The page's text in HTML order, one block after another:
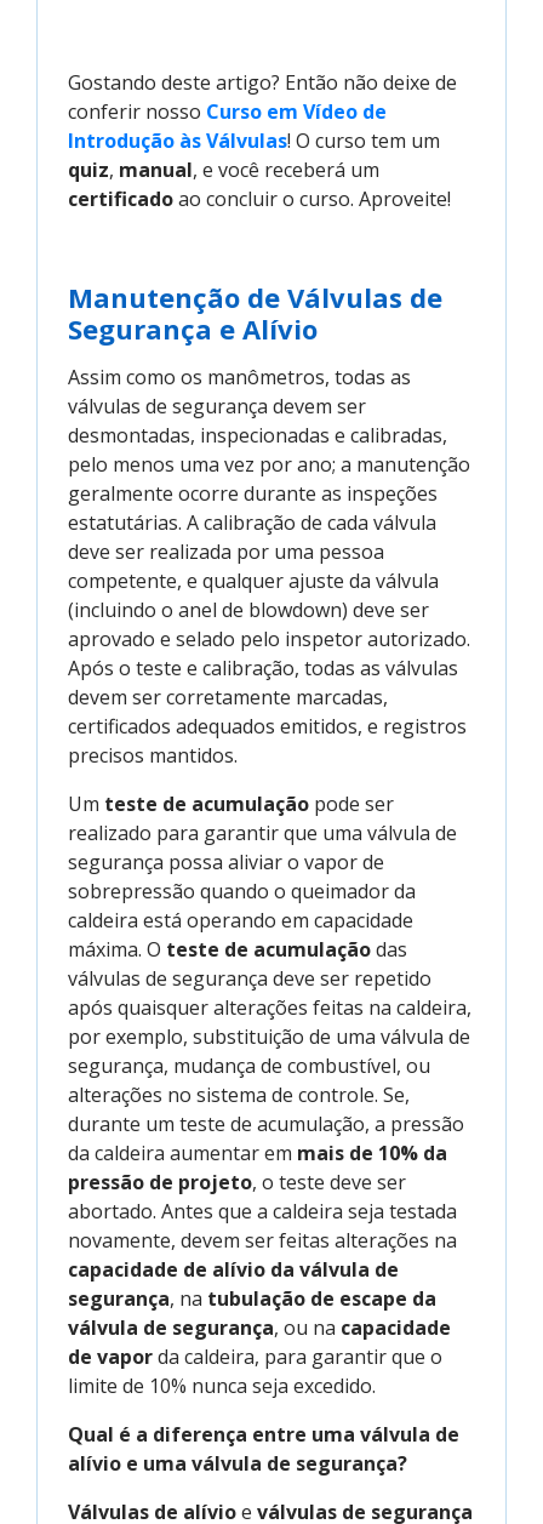
Gostando deste artigo? Então não deixe de
conferir nosso Curso em Vídeo de
Introdução às Válvulas! O curso tem um
quiz, manual, e você receberá um
certificadoao concluir o curso. Aproveite!
Manutenção de Válvulas de
Segurança e Alívio
Assim como os manômetros, todas as
válvulas de segurança devem ser
desmontadas, inspecionadas e calibradas,
pelo menos uma vez por ano; a manutenção
geralmente ocorre durante as inspeções
estatutárias. A calibração de cada válvula
deve ser realizada por uma pessoa
competente, e qualquer ajuste da válvula
(incluindo o anel de blowdown) deve ser
aprovado e selado pelo inspetor autorizado.
Após o teste e calibração, todas as válvulas
devem ser corretamente marcadas,
certificados adequados emitidos, e registros
precisos mantidos.
Um teste de acumulação pode ser
realizado para garantir que uma válvula de
segurança possa aliviar o vapor de
sobrepressão quando o queimador da
caldeira está operando em capacidade
máxima. O teste de acumulaçãodas
válvulas de segurança deve ser repetido
após quaisquer alterações feitas na caldeira,
por exemplo, substituição de uma válvula de
segurança, mudança de combustível, ou
alterações no sistema de controle. Se,
durante um teste de acumulação, a pressão
da caldeira aumentar em mais de 10% da
pressão de projeto, o teste deve ser
abortado. Antes que a caldeira seja testada
novamente, devem ser feitas alterações na
capacidade de alívio da válvula de
segurança, na tubulação de escape da
válvula de segurança, ou na capacidade
de vaporda caldeira, para garantir que o
limite de 10% nunca seja excedido.
Qual é a diferença entre uma válvula de
alívio e uma válvula de segurança?
Válvulas de alívioe válvulas de segurança